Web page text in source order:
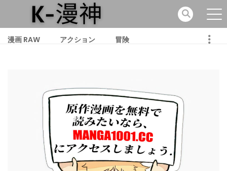
漫画 RAW アクション 冒険